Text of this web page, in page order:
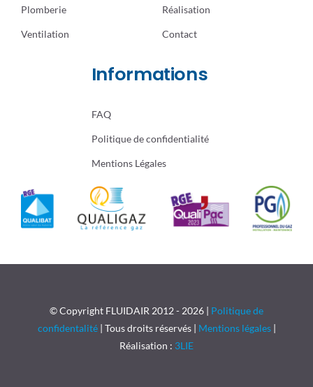
Plomberie
Ventilation
Réalisation
Contact
Informations
FAQ
Politique de confidentialité
Mentions Légales
© Copyright FLUIDAIR 2012 - 2026 | Politique de
confidentalité| Tous droits réservés | Mentions légales |
Réalisation : 3LIE